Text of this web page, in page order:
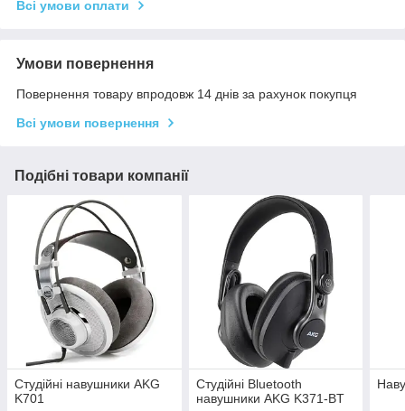
Всі умови оплати
Умови повернення
Повернення товару впродовж 14 днів за рахунок покупця
Всі умови повернення
Подібні товари компанії
Студійні навушники AKG
K701
Студійні Bluetooth
навушники AKG K371-BT